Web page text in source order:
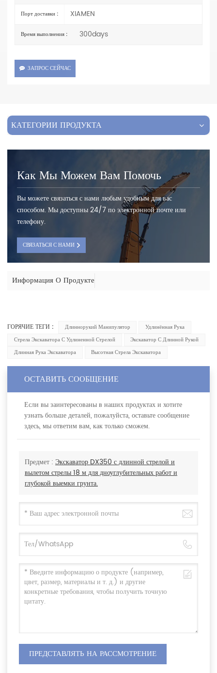
Порт доставки : XIAMEN
Время выполнения : 300days
ЗАПРОС СЕЙЧАС
КАТЕГОРИИ ПРОДУКТА
Как Мы Можем Вам Помочь
Вы можете связаться с нами любым удобным для вас
способом. Мы доступны 24/7 по электронной почте или
телефону.
СВЯЗАТЬСЯ С НАМИ
Информация О Продукте
ГОРЯЧИЕ ТЕГИ : Длиннорукий Манипулятор
Удлинённая Рука
Стрела Экскаватора С Удлиненной Стрелой
Экскаватор С Длинной Рукой
Длинная Рука Экскаватора
Высотная Стрела Экскаватора
ОСТАВИТЬ СООБЩЕНИЕ
Если вы заинтересованы в наших продуктах и хотите
узнать больше деталей, пожалуйста, оставьте сообщение
здесь, мы ответим вам, как только сможем.
Предмет : Экскаватор DX350 с длинной стрелой и
вылетом стрелы 18 м для дноуглубительных работ и
глубокой выемки грунта.
ПРЕДСТАВЛЯТЬ НА РАССМОТРЕНИЕ